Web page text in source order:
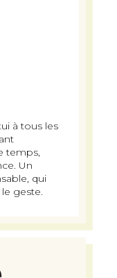
à tous les
temps,
Un
qui
geste.